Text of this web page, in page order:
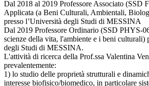
Dal 2018 al 2019 Professore Associato (SSD
Applicata (a Beni Culturali, Ambientali,
presso l’Università degli Studi di MESSINA
Dal 2019 Professore Ordinario (SSD PHYS-
scienze della vita, l'ambiente e i beni culturali)
degli Studi di MESSINA.
L'attività di ricerca della Prof.ssa Valentina
prevalentemente:
1) lo studio delle proprietà strutturali e
interesse biofisico/biomedico, in particolare